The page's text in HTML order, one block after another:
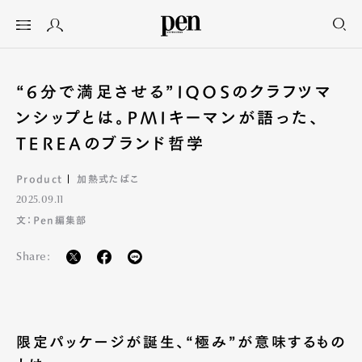
“6分で満足させる”IQOSのクラフツマ
ンシップとは。PMIキーマンが語った、
TEREAのブランド哲学
Product 加熱式たばこ
2025.09.11
文：Pen編集部
Share:
限定パッケージが誕生、“極み”が意味するもの